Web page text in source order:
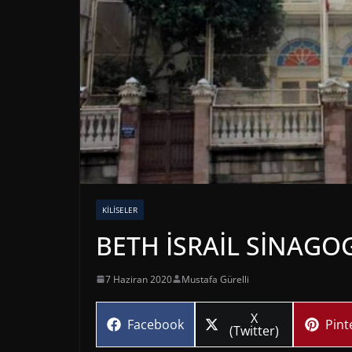
KILISELER
BETH İSRAİL
7 Haziran 2020 Mustafa Gürelli
Share
Facebook Share
on
X
(Twitter)